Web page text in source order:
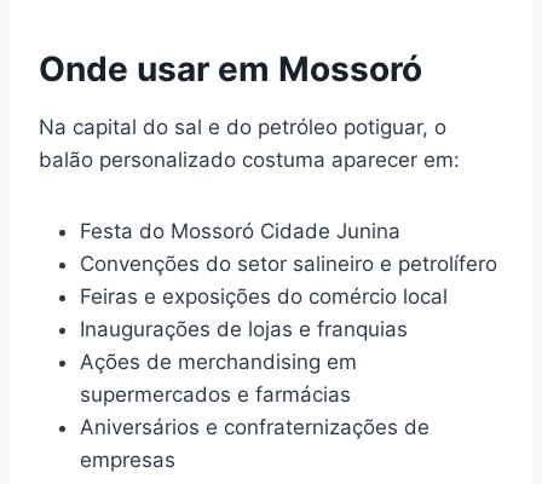
Onde usar em Mossoró
Na capital do sal e do petróleo potiguar, o
balão personalizado costuma aparecer em:
Festa do Mossoró Cidade Junina
Convenções do setor salineiro e petrolífero
Feiras e exposições do comércio local
Inaugurações de lojas e franquias
Ações de merchandising em
supermercados e farmácias
Aniversários e confraternizações de
empresas